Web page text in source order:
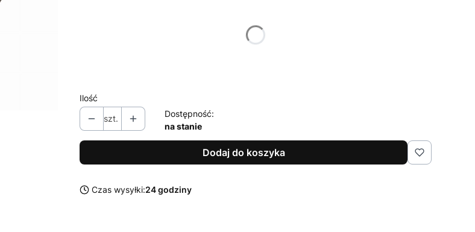
Ilość
szt.
Dostępność:
na stanie
Dodaj do koszyka
Czas wysyłki:24 godziny